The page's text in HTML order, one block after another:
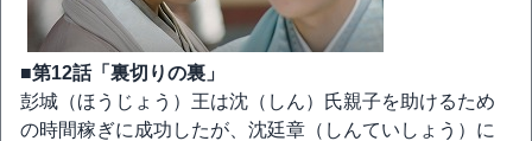
■第12話「裏切りの裏」
彭城（ほうじょう）王は沈（しん）氏親子を助けるため
の時間稼ぎに成功したが、沈廷章（しんていしょう）に